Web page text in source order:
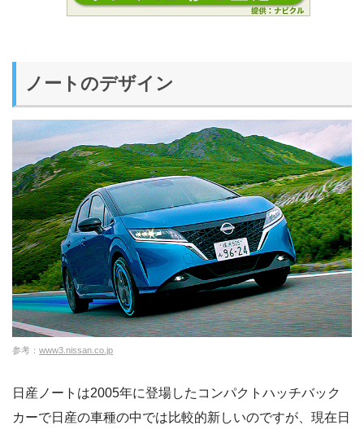
ノートのデザイン
参考： www3.nissan.co.jp
日産ノートは2005年に登場したコンパクトハッチバック
カーで日産の車種の中では比較的新しいのですが、現在日